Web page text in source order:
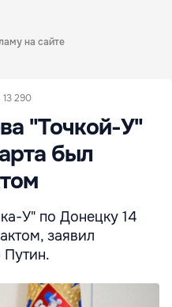
на сайте
13 290
"Точкой-У"
был
У" по Донецку 14
заявил